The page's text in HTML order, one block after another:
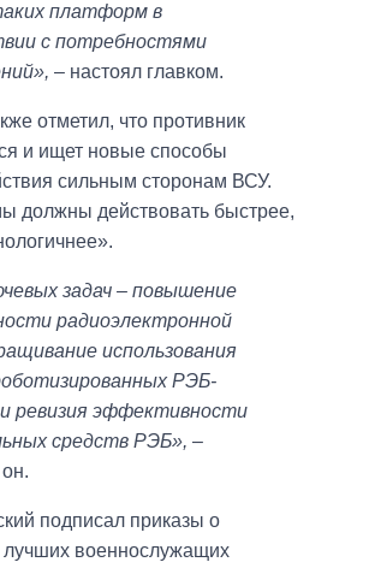
платформ в
с потребностями
– настоял главком.
отметил, что противник
и ищет новые способы
сильным сторонам ВСУ.
должны действовать быстрее,
задач – повышение
радиоэлектронной
использования
РЭБ-
ревизия эффективности
средств РЭБ», –
подписал приказы о
военнослужащих